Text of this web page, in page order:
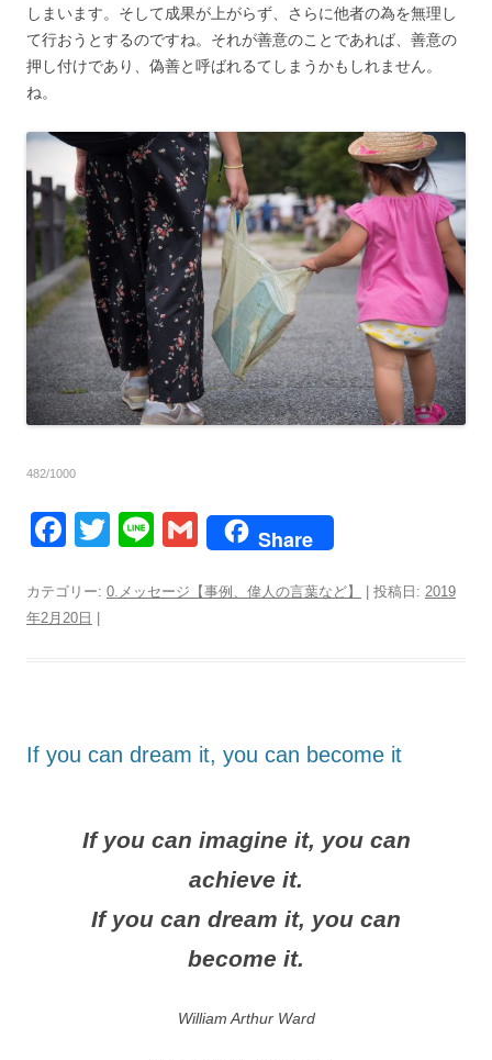
しまいます。そして成果が上がらず、さらに他者の為を無理し
て行おうとするのですね。それが善意のことであれば、善意の
押し付けであり、偽善と呼ばれるてしまうかもしれません。
ね。
482/1000
F
c
e
o
k
T
tt
Li
e
G
ail
Share
カテゴリー: 0.メッセージ【事例、偉人の言葉など】 | 投稿日: 2019
年2月20日
If you can dream it, you can become it
If you can imagine it, you can
achieve it.
If you can dream it, you can
become it.
William Arthur Ward